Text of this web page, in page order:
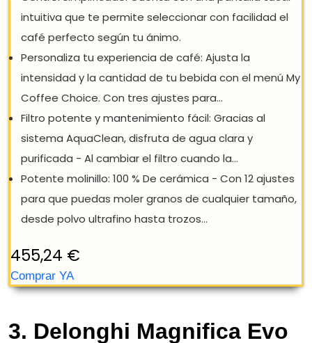
PHILIPS SERIE 3200 CAFETERA
SUPERAUTOMÁTICA - ESPUMADOR DE
LECHE CLÁSICO, 4 VARIEDADES DE
PANTALLA TÁCTIL...
Espuma suave y sedosa: Con el espumador de
Panarello obtén leche perfectamente texturada,
diseñado con solo dos componentes para una...
intuitiva que te permite seleccionar con facilidad el
café perfecto según tu ánimo.
intensidad y la cantidad de tu bebida con el menú
3. Delonghi Magnifica Evo